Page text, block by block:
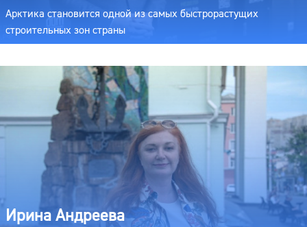
Арктика становится одной из самых быстрорастущих
строительных зон страны
Ирина Андреева